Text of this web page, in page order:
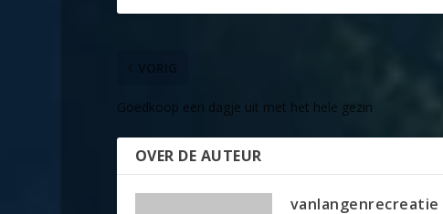
VORIG
Goedkoop een dagje uit met het hele gezin
OVER DE AUTEUR
vanlangenrecreatie